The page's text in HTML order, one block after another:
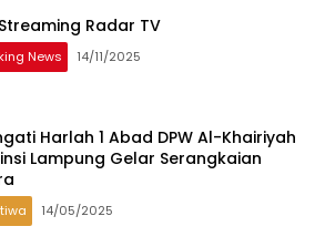
Radar TV
News 14/11/2025
Harlah 1 Abad DPW Al-Khairiyah
Lampung Gelar Serangkaian
14/05/2025